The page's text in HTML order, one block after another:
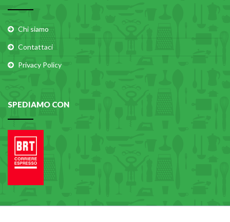
Chi siamo
Contattaci
Privacy Policy
SPEDIAMO CON